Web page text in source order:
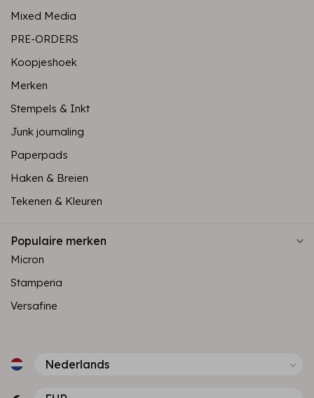
Mixed Media
PRE-ORDERS
Koopjeshoek
Merken
Stempels & Inkt
Junk journaling
Paperpads
Haken & Breien
Tekenen & Kleuren
Populaire merken
Micron
Stamperia
Versafine